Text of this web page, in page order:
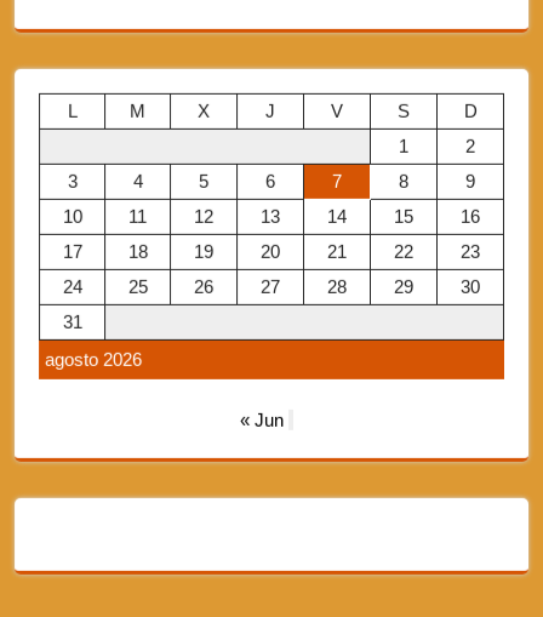
agosto 2026
L M X J V S
D
1
2
3
4 5 6 7 8
9
10
11 12 13 14 15
16
17
18 19 20 21 22
23
24
25 26 27 28 29
30
31
« Jun